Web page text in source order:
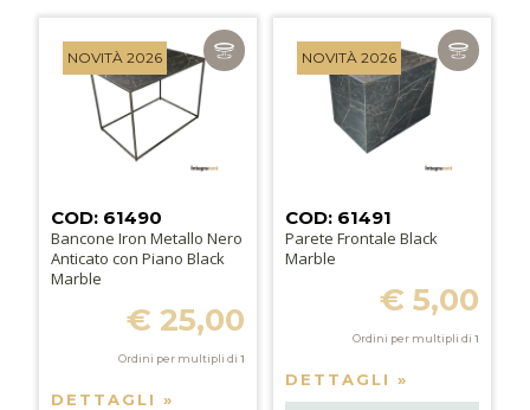
NOVITÀ 2026
COD: 61490
Bancone Iron Metallo Nero
Anticato con Piano Black
Marble
€ 25,00
Ordini per multipli di 1
DETTAGLI »
NOVITÀ 2026
COD: 61491
Parete Frontale Black
Marble
€ 5,00
Ordini per multipli di 1
DETTAGLI »